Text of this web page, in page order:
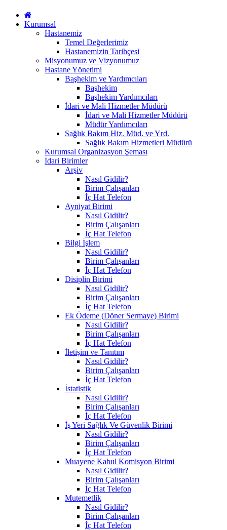
Kurumsal
Hastanemiz
Temel Değerlerimiz
Hastanemizin Tarihçesi
Misyonumuz ve Vizyonumuz
Hastane Yönetimi
Başhekim ve Yardımcıları
Başhekim
Başhekim Yardımcıları
İdari ve Mali Hizmetler Müdürü
İdari ve Mali Hizmetler Müdürü
Müdür Yardımcıları
Sağlık Bakım Hiz. Müd. ve Yrd.
Sağlık Bakım Hizmetleri Müdürü
Kurumsal Organizasyon Şeması
İdari Birimler
Arşiv
Nasıl Gidilir?
Birim Çalışanları
İç Hat Telefon
Ayniyat Birimi
Nasıl Gidilir?
Birim Çalışanları
İç Hat Telefon
Bilgi İşlem
Nasıl Gidilir?
Birim Çalışanları
İç Hat Telefon
Disiplin Birimi
Nasıl Gidilir?
Birim Çalışanları
İç Hat Telefon
Ek Ödeme (Döner Sermaye) Birimi
Nasıl Gidilir?
Birim Çalışanları
İç Hat Telefon
İletişim ve Tanıtım
Nasıl Gidilir?
Birim Çalışanları
İç Hat Telefon
İstatistik
Nasıl Gidilir?
Birim Çalışanları
İç Hat Telefon
İş Yeri Sağlık Ve Güvenlik Birimi
Nasıl Gidilir?
Birim Çalışanları
İç Hat Telefon
Muayene Kabul Komisyon Birimi
Nasıl Gidilir?
Birim Çalışanları
İç Hat Telefon
Mutemetlik
Nasıl Gidilir?
Birim Çalışanları
İç Hat Telefon